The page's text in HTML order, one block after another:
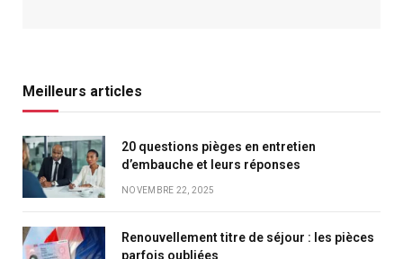
Meilleurs articles
20 questions pièges en entretien
d’embauche et leurs réponses
NOVEMBRE 22, 2025
Renouvellement titre de séjour : les pièces
parfois oubliées